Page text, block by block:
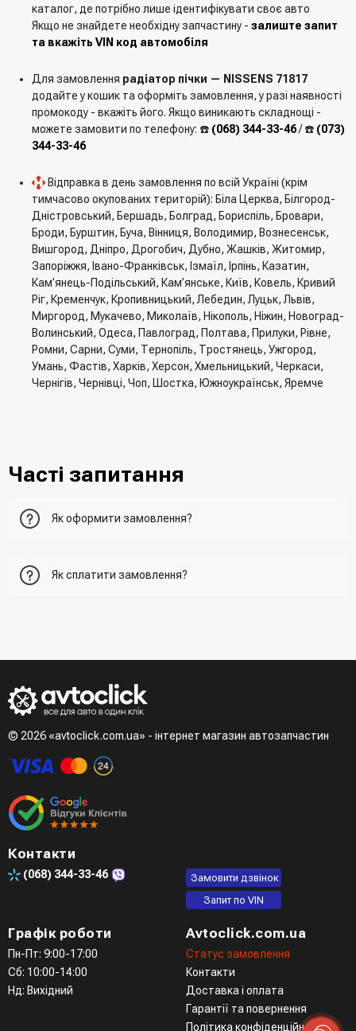
каталог, де потрібно лише ідентифікувати своє авто
Якщо не знайдете необхідну запчастину - залиште запит
та вкажіть VIN код автомобіля
Для замовлення радіатор пічки — NISSENS 71817
додайте у кошик та оформіть замовлення, у разі наявності
промокоду - вкажіть його. Якщо виникають складнощі -
можете замовити по телефону: ☎️ (068) 344-33-46/ ☎️ (073)
344-33-46
Відправка в день замовлення по всій Україні (крім
тимчасово окупованих територій): Біла Церква, Білгород-
Дністровський, Бершадь, Болград, Бориспіль, Бровари,
Броди, Бурштин, Буча, Вінниця, Володимир, Вознесенськ,
Вишгород, Дніпро, Дрогобич, Дубно, Жашків, Житомир,
Запоріжжя, Івано-Франківськ, Ізмаїл, Ірпінь, Казатин,
Кам’янець-Подільський, Кам’янське, Київ, Ковель, Кривий
Ріг, Кременчук, Кропивницький, Лебедин, Луцьк, Львів,
Миргород, Мукачево, Миколаїв, Нікополь, Ніжин, Новоград-
Волинський, Одеса, Павлоград, Полтава, Прилуки, Рівне,
Ромни, Сарни, Суми, Тернопіль, Тростянець, Ужгород,
Умань, Фастів, Харків, Херсон, Хмельницький, Черкаси,
Чернігів, Чернівці, Чоп, Шостка, Южноукраїнськ, Яремче
Часті запитання
Як оформити замовлення?
нього та вказати всю необхідну інформацію про
зателефонує менеджер для підтвердження та уточнення
Третій варіант - зробити замовлення в телефонному
Четвертий варіант - замовити через доступні месенджери
(viber, telegram)
Як сплатити замовлення?
© 2026 «avtoclick.com.ua» - інтернет магазин автозапчастин
Контакти
(068) 344-33-46
Замовити дзвінок
Запит по VIN
Графік роботи
Пн-Пт: 9:00-17:00
Сб: 10:00-14:00
Нд: Вихідний
Avtoclick.com.ua
Статус замовлення
Контакти
Доставка і оплата
Гарантії та повернення
Політика конфіденційності